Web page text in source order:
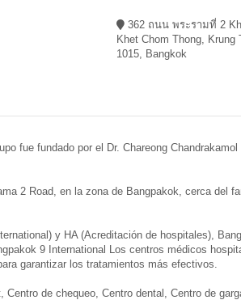
362 ถนน พระรามที่ 2
Khet Chom Thong, Krung
1015, Bangkok
fue fundado por el Dr. Chareong
2 Road, en la zona de Bangpakok, cerca del
y HA (Acreditación de hospitales),
9 International Los centros médicos
garantizar los tratamientos más efectivos.
de chequeo, Centro dental, Centro de